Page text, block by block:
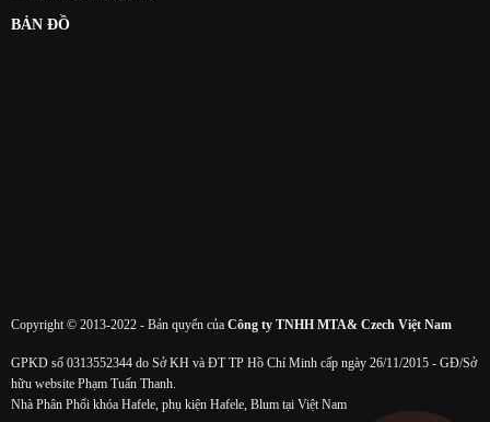
BẢN ĐỒ
Copyright © 2013-2022 - Bản quyển của Công ty TNHH MTA& Czech Việt Nam
GPKD số 0313552344 do Sở KH và ĐT TP Hồ Chí Minh cấp ngày 26/11/2015 - GĐ/Sở
hữu website Phạm Tuấn Thanh.
Nhà Phân Phối khóa Hafele, phụ kiện Hafele, Blum tại Việt Nam